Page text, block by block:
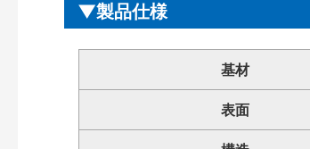
製品仕様
基材
表面